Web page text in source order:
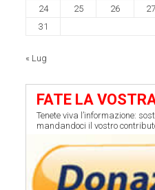
24
25 26 27
31
« Lug
FATE LA
Tenete viva l’informazione:
mandandoci il vostro